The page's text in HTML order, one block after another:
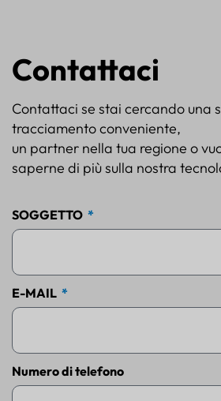
Contattaci
Contattaci se stai cercando una
tracciamento conveniente,
un partner nella tua regione o
saperne di più sulla nostra
SOGGETTO
E-MAIL
Numero di telefono